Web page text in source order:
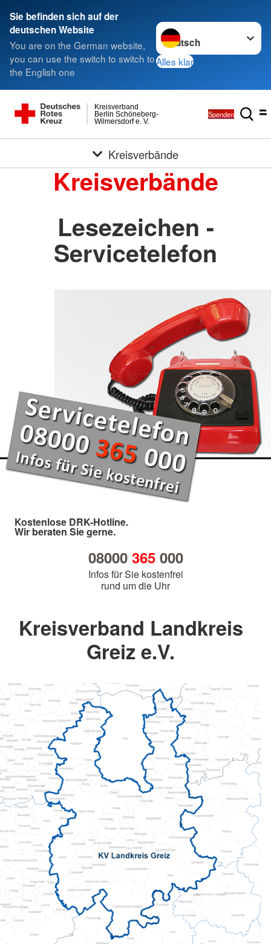
Sie befinden sich auf der
deutschen Website
You are on the German website,
you can use the switch to switch to
the English one
Sprache wechseln zu
Alles klar
Wilmersdorf e. V.
Berlin Schöneberg-
Kreisverband
Spenden
Kreisverbände
Kreisverbände
Lesezeichen -
Servicetelefon
Kostenlose DRK-Hotline.
Wir beraten Sie gerne.
08000 365000
Infos für Sie kostenfrei
rund um die Uhr
Kreisverband Landkreis
Greiz e.V.